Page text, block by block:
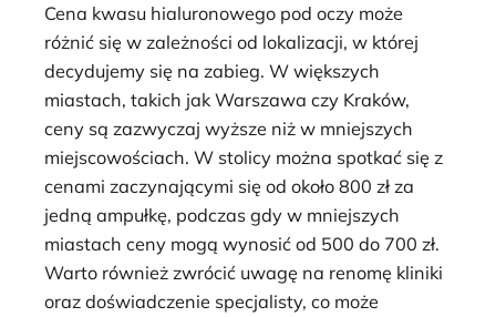
Cena kwasu hialuronowego pod oczy może
różnić się w zależności od lokalizacji, w której
decydujemy się na zabieg. W większych
miastach, takich jak Warszawa czy Kraków,
ceny są zazwyczaj wyższe niż w mniejszych
miejscowościach. W stolicy można spotkać się z
cenami zaczynającymi się od około 800 zł za
jedną ampułkę, podczas gdy w mniejszych
miastach ceny mogą wynosić od 500 do 700 zł.
Warto również zwrócić uwagę na renomę kliniki
oraz doświadczenie specjalisty, co może